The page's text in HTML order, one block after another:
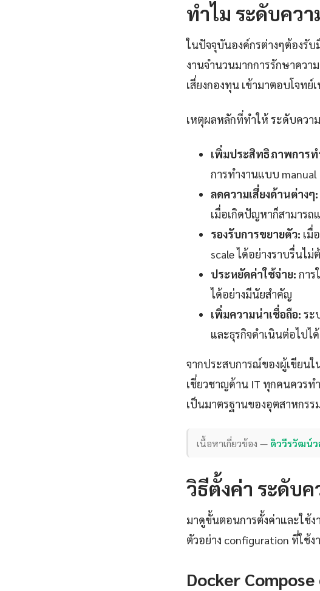
ทำไม ระดับคว
ในปัจจุบันองค์กรต่างๆต้องรับ
งานจำนวนมากการรักษาคว
เสี่ยงกองทุน เข้ามาตอบโจท
เหตุผลหลักที่ทำให้ ระดับควา
เพิ่มประสิทธิภาพการท
การทำงานแบบ
ลดความเสี่ยงด้านต่างๆ:
เมื่อเกิดปัญหาก็สามารถ
รองรับการขยายตัว: เมื่
scale ได้อย่างราบรื่นไ
ประหยัดค่าใช้จ่าย: การ
ได้อย่างมีนัยสำคัญ
เพิ่มความน่าเชื่อถือ: ระ
และธุรกิจดำเนินต่อไปไ
จากประสบการณ์ของผู้เขียนใ
เชี่ยวชาญด้าน IT ทุกคนควรท
เป็นมาตรฐานของอุตสาหกรร
เนื้อหาเกี่ยวข้อง — ดิววีรวัฒน์ว
วิธีตั้งค่า ระดับ
มาดูขั้นตอนการตั้งค่าและใช้ง
ตัวอย่าง configuration ที่ใช้
Docker